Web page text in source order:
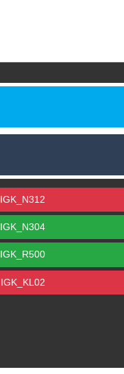
IGK_N312
IGK_N304
IGK_R500
IGK_KL02